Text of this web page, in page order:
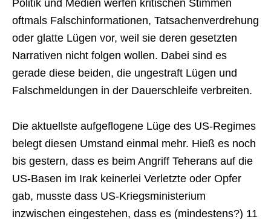
Politik und Medien werfen kritischen Stimmen
oftmals Falschinformationen, Tatsachenverdrehung
oder glatte Lügen vor, weil sie deren gesetzten
Narrativen nicht folgen wollen. Dabei sind es
gerade diese beiden, die ungestraft Lügen und
Falschmeldungen in der Dauerschleife verbreiten.
Die aktuellste aufgeflogene Lüge des US-Regimes
belegt diesen Umstand einmal mehr. Hieß es noch
bis gestern, dass es beim Angriff Teherans auf die
US-Basen im Irak keinerlei Verletzte oder Opfer
gab, musste dass US-Kriegsministerium
inzwischen eingestehen, dass es (mindestens?) 11